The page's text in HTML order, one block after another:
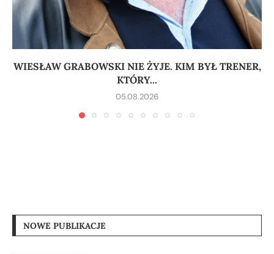
WIESŁAW GRABOWSKI NIE ŻYJE. KIM BYŁ TRENER,
KTÓRY...
05.08.2026
NOWE PUBLIKACJE